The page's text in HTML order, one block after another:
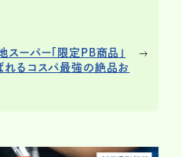
ーパー「限定PB商品」
るコスパ最強の絶品お